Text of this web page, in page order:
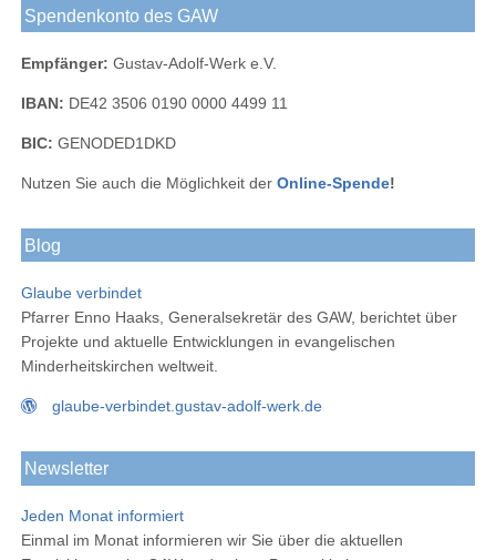
Spendenkonto des GAW
Empfänger: Gustav-Adolf-Werk e.V.
IBAN: DE42 3506 0190 0000 4499 11
BIC: GENODED1DKD
Nutzen Sie auch die Möglichkeit der Online-Spende!
Blog
Glaube verbindet
Pfarrer Enno Haaks, Generalsekretär des GAW, berichtet über
Projekte und aktuelle Entwicklungen in evangelischen
Minderheitskirchen weltweit.
glaube-verbindet.gustav-adolf-werk.de
Newsletter
Jeden Monat informiert
Einmal im Monat informieren wir Sie über die aktuellen